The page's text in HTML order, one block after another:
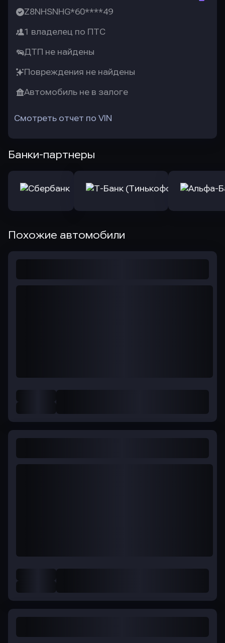
Z8NHSNHG*60****49
1 владелец по ПТС
ДТП не найдены
Повреждения не найдены
Автомобиль не в залоге
Смотреть отчет по VIN
Банки-партнеры
Похожие автомобили